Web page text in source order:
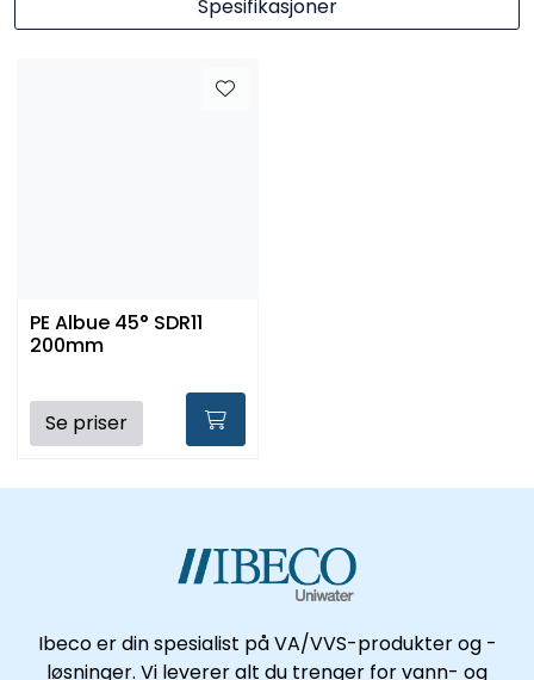
Spesifikasjoner
PE Albue 45° SDR11
200mm
Se priser
Ibeco er din spesialist på VA/VVS-produkter og -
løsninger. Vi leverer alt du trenger for vann- og